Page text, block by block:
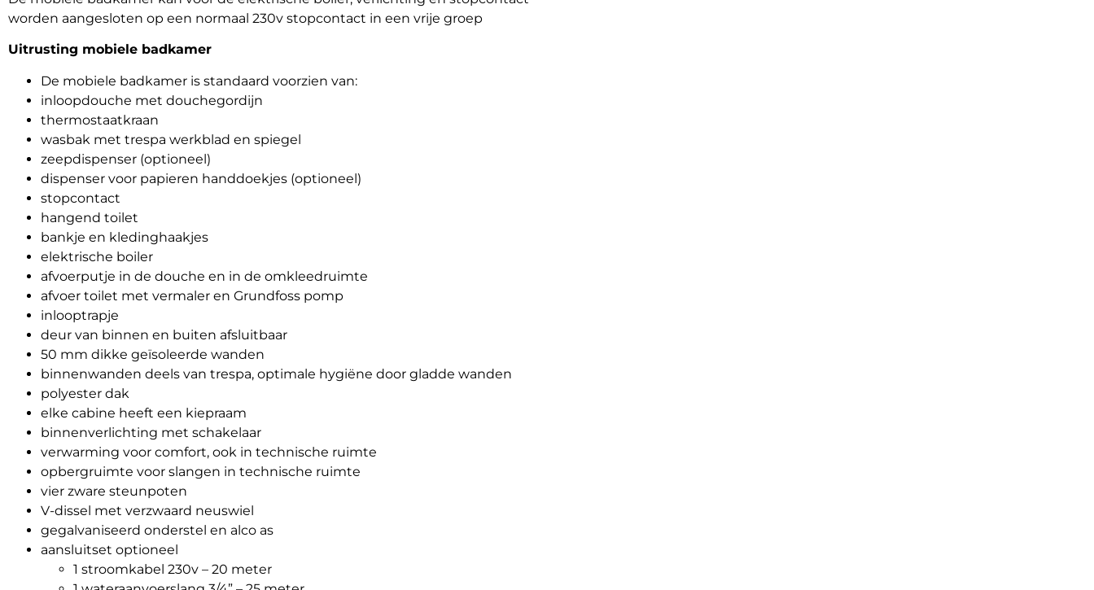
worden aangesloten op een normaal 230v stopcontact in een vrije groep
Uitrusting mobiele badkamer
De mobiele badkamer is standaard voorzien van:
inloopdouche met douchegordijn
thermostaatkraan
wasbak met trespa werkblad en spiegel
zeepdispenser (optioneel)
dispenser voor papieren handdoekjes (optioneel)
stopcontact
hangend toilet
bankje en kledinghaakjes
elektrische boiler
afvoerputje in de douche en in de omkleedruimte
afvoer toilet met vermaler en Grundfoss pomp
inlooptrapje
deur van binnen en buiten afsluitbaar
50 mm dikke geïsoleerde wanden
binnenwanden deels van trespa, optimale hygiëne door gladde wanden
polyester dak
elke cabine heeft een kiepraam
binnenverlichting met schakelaar
verwarming voor comfort, ook in technische ruimte
opbergruimte voor slangen in technische ruimte
vier zware steunpoten
V-dissel met verzwaard neuswiel
gegalvaniseerd onderstel en alco as
aansluitset optioneel
1 stroomkabel 230v – 20 meter